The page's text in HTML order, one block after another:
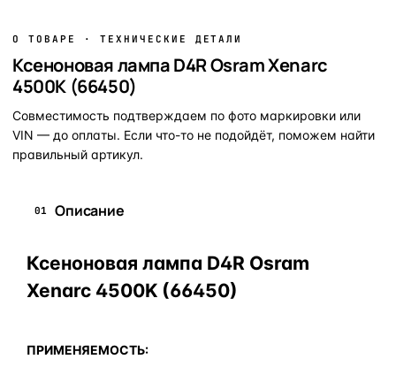
О ТОВАРЕ · ТЕХНИЧЕСКИЕ ДЕТАЛИ
Ксеноновая лампа D4R Osram Xenarc
4500K (66450)
Совместимость подтверждаем по фото маркировки или
VIN — до оплаты. Если что-то не подойдёт, поможем найти
правильный артикул.
01 Описание
Ксеноновая лампа D4R Osram
Xenarc 4500K (66450)
ПРИМЕНЯЕМОСТЬ: